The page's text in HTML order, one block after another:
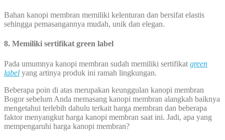
Bahan kanopi membran memiliki kelenturan dan bersifat elastis
sehingga pemasangannya mudah, unik dan elegan.
8. Memiliki sertifikat green label
Pada umumnya kanopi membran sudah memiliki sertifikat green
label yang artinya produk ini ramah lingkungan.
Beberapa poin di atas merupakan keunggulan kanopi membran
Bogor sebelum Anda memasang kanopi membran alangkah baiknya
mengetahui terlebih dahulu terkait harga membran dan beberapa
faktor menyangkut harga kanopi membran saat ini. Jadi, apa yang
mempengaruhi harga kanopi membran?